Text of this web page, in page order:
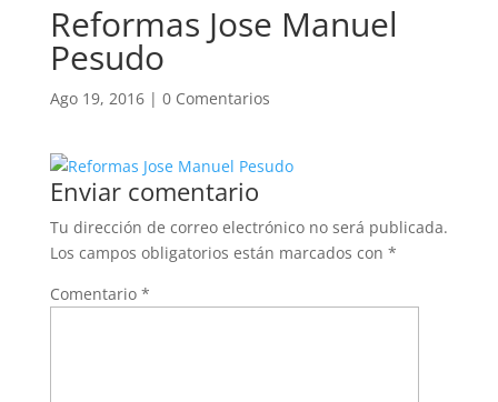
Reformas Jose Manuel
Pesudo
Ago 19, 2016| 0 Comentarios
Enviar comentario
Tu dirección de correo electrónico no será publicada.
Los campos obligatorios están marcados con *
Comentario *